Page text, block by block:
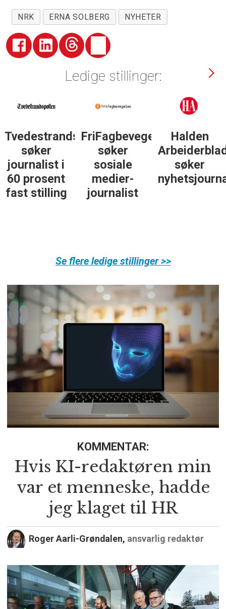
NRK ERNA SOLBERG NYHETER
Ledige stillinger:
Tvedestrandsposten
søker
journalist i
60 prosent
fast stilling
FriFagbevegelse
søker
sosiale
medier-
journalist
Halden
søker
Se flere ledige stillinger >>
KOMMENTAR:
Hvis KI-redaktøren min
var et menneske, hadde
jeg klaget til HR
Roger Aarli-Grøndalen, ansvarlig redaktør